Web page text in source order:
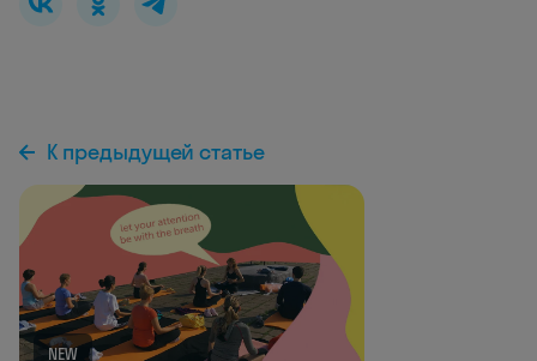
К предыдущей статье
NEW